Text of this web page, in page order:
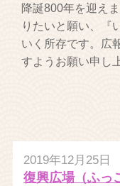
降誕800年を迎え
りたいと願い、『
いく所存です。広
すようお願い申し
2019年12月25日
復興広場（ふ